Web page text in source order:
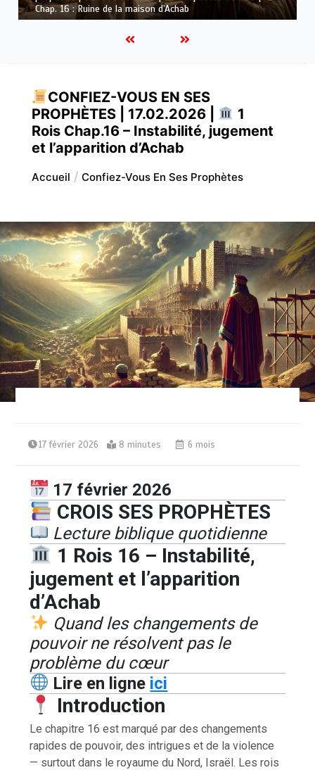
Dieu
CONFIEZ-VOUS EN SES
PROPHÈTES | 17.02.2026 |
1
Rois Chap.16 – Instabilité, jugement
et l’apparition d’Achab
Accueil Confiez-Vous En Ses Prophètes
17 février 2026 8 minutes 6 mois
17 février 2026
CROIS SES PROPHÈTES
Lecture biblique quotidienne
1 Rois 16 – Instabilité,
jugement et l’apparition
d’Achab
Quand les changements de
pouvoir ne résolvent pas le
problème du cœur
Lire en ligne ici
Introduction
Le chapitre 16 est marqué par des changements
rapides de pouvoir, des intrigues et de la violence
— surtout dans le royaume du Nord, Israël. Les rois